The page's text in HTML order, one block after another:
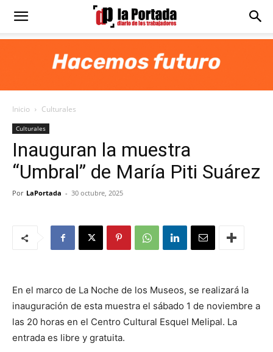
Diario
Portada
Inicio Culturales
Culturales
Inauguran la muestra
“Umbral” de María Piti Suárez
Por LaPortada - 30 octubre, 2025
En el marco de La Noche de los Museos, se realizará la
inauguración de esta muestra el sábado 1 de noviembre a
las 20 horas en el Centro Cultural Esquel Melipal. La
entrada es libre y gratuita.